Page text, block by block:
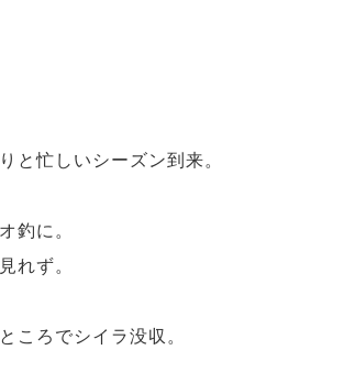
と忙しいシーズン到来。
釣に。
れず。
ころでシイラ没収。